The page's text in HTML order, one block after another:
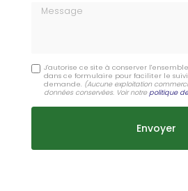
Message
J'autorise ce site à conserver
dans ce formulaire pour faciliter le
demande. (Aucune exploitation
données conservées. Voir notrepolitique